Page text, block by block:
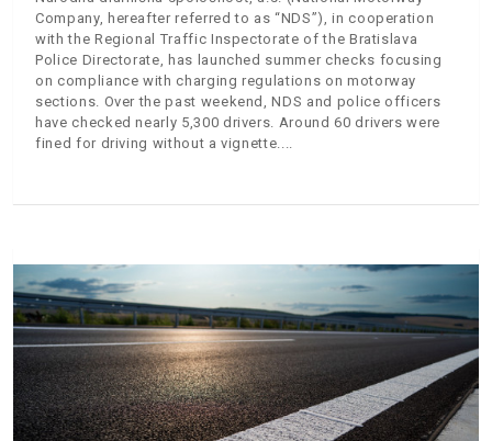
Company, hereafter referred to as “NDS”), in cooperation
with the Regional Traffic Inspectorate of the Bratislava
Police Directorate, has launched summer checks focusing
on compliance with charging regulations on motorway
sections. Over the past weekend, NDS and police officers
have checked nearly 5,300 drivers. Around 60 drivers were
fined for driving without a vignette.